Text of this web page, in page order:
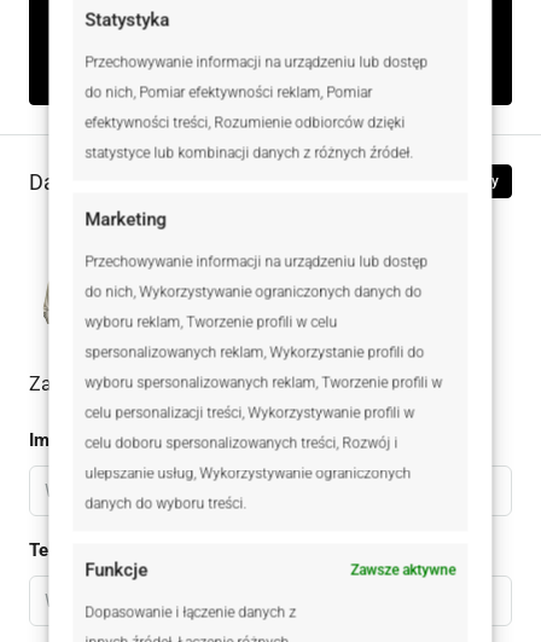
Statystyka
Przechowywanie informacji na urządzeniu lub dostęp
do nich, Pomiar efektywności reklam, Pomiar
efektywności treści, Rozumienie odbiorców dzięki
statystyce lub kombinacji danych z różnych źródeł.
Marketing
Przechowywanie informacji na urządzeniu lub dostęp
do nich, Wykorzystywanie ograniczonych danych do
wyboru reklam, Tworzenie profili w celu
spersonalizowanych reklam, Wykorzystanie profili do
wyboru spersonalizowanych reklam, Tworzenie profili w
celu personalizacji treści, Wykorzystywanie profili w
celu doboru spersonalizowanych treści, Rozwój i
ulepszanie usług, Wykorzystywanie ograniczonych
danych do wyboru treści.
Funkcje Zawsze aktywne
Dopasowanie i łączenie danych z
Dane kontaktowe Zobacz oferty
Kamil Borkowski
519 050 188
WhatsApp
Zadaj pytanie do oferty
Imię
Telefon